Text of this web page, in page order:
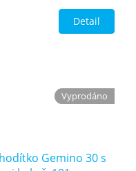
Detail
Vyprodáno